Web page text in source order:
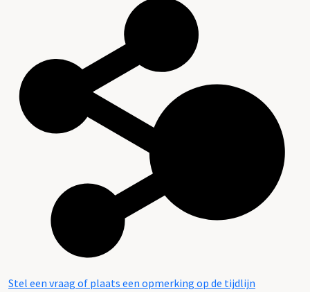
Stel een vraag of plaats een opmerking op de tijdlijn